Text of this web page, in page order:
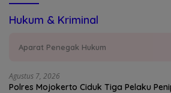
Hukum & Kriminal
Aparat Penegak Hukum
Agustus 7, 2026
Polres Mojokerto Ciduk Tiga Pelaku